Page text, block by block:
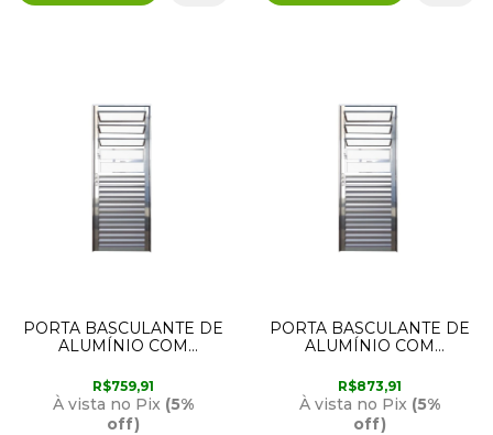
PORTA BASCULANTE DE
ALUMÍNIO COM
DIREITA 2,10M X 90CM
BRILHANTE LUX
R$759,91
À vista no Pix (5%
off)
PORTA BASCULANTE DE
ALUMÍNIO COM
DIREITA 2,10M X 80CM
BRILHANTE LUX
R$873,91
À vista no Pix (5%
off)